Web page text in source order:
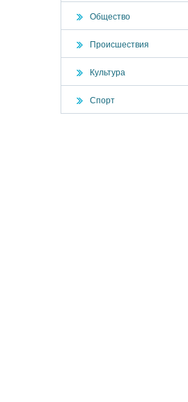
Общество
Происшествия
Культура
Спорт